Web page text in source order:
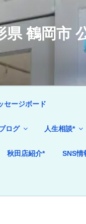
鶴岡市
セージボード
ログ 人生相談*
秋田店紹介* SNS情